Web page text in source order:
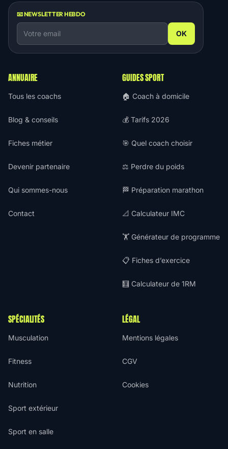
📧 NEWSLETTER HEBDO
OK
ANNUAIRE
Tous les coachs
Blog & conseils
Fiches métier
Devenir partenaire
Qui sommes-nous
Contact
GUIDES SPORT
🏠 Coach à domicile
💰 Tarifs 2026
🎯 Quel coach choisir
⚖️ Perdre du poids
🏁 Préparation marathon
📐 Calculateur IMC
🏋️ Générateur de programme
📋 Fiches d’exercice
🧮 Calculateur de 1RM
SPÉCIALITÉS
Musculation
Fitness
Nutrition
Sport extérieur
Sport en salle
LÉGAL
Mentions légales
CGV
Cookies